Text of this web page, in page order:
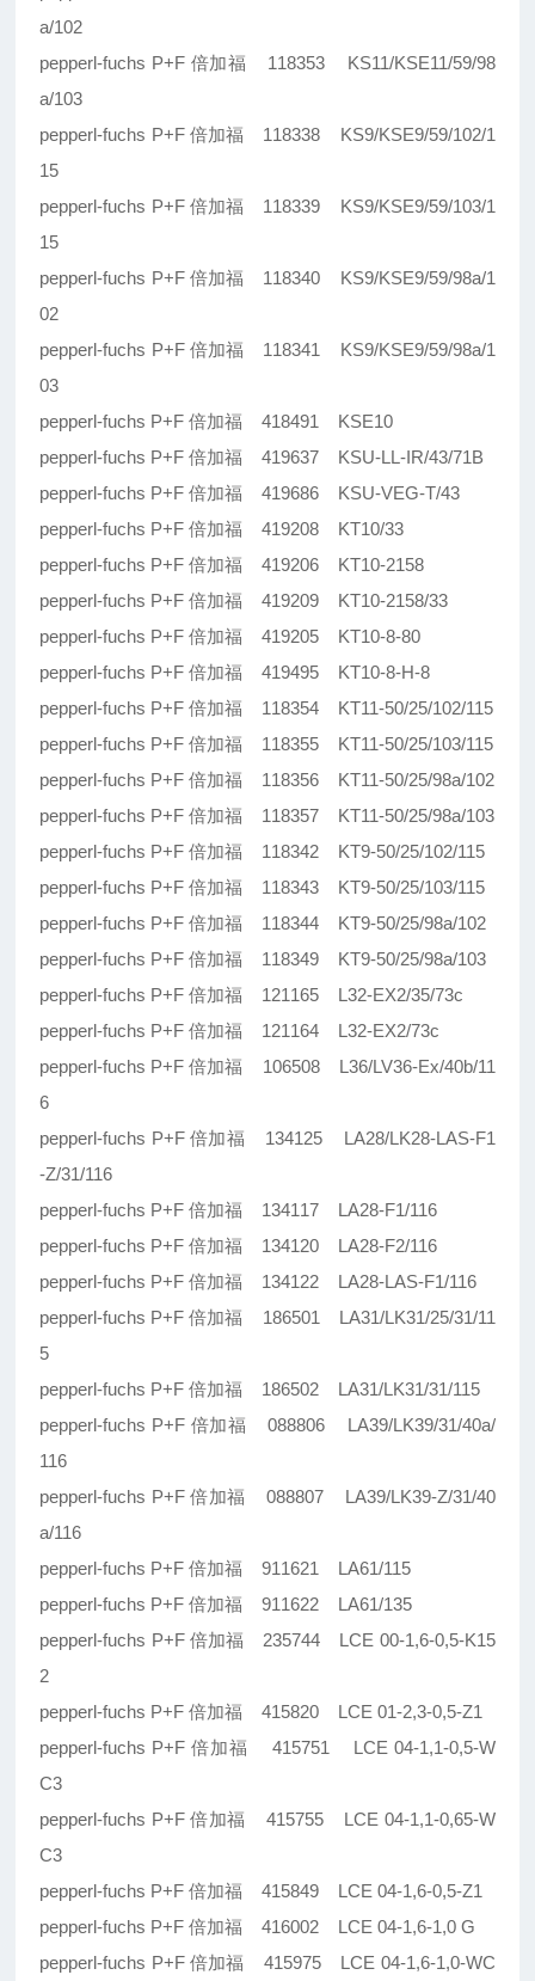
a/102
pepperl-fuchs P+F 倍加福 118353 KS11/KSE11/59/98
a/103
pepperl-fuchs P+F 倍加福 118338 KS9/KSE9/59/102/1
15
pepperl-fuchs P+F 倍加福 118339 KS9/KSE9/59/103/1
15
pepperl-fuchs P+F 倍加福 118340 KS9/KSE9/59/98a/1
02
pepperl-fuchs P+F 倍加福 118341 KS9/KSE9/59/98a/1
03
pepperl-fuchs P+F 倍加福 418491 KSE10
pepperl-fuchs P+F 倍加福 419637 KSU-LL-IR/43/71B
pepperl-fuchs P+F 倍加福 419686 KSU-VEG-T/43
pepperl-fuchs P+F 倍加福 419208 KT10/33
pepperl-fuchs P+F 倍加福 419206 KT10-2158
pepperl-fuchs P+F 倍加福 419209 KT10-2158/33
pepperl-fuchs P+F 倍加福 419205 KT10-8-80
pepperl-fuchs P+F 倍加福 419495 KT10-8-H-8
pepperl-fuchs P+F 倍加福 118354 KT11-50/25/102/115
pepperl-fuchs P+F 倍加福 118355 KT11-50/25/103/115
pepperl-fuchs P+F 倍加福 118356 KT11-50/25/98a/102
pepperl-fuchs P+F 倍加福 118357 KT11-50/25/98a/103
pepperl-fuchs P+F 倍加福 118342 KT9-50/25/102/115
pepperl-fuchs P+F 倍加福 118343 KT9-50/25/103/115
pepperl-fuchs P+F 倍加福 118344 KT9-50/25/98a/102
pepperl-fuchs P+F 倍加福 118349 KT9-50/25/98a/103
pepperl-fuchs P+F 倍加福 121165 L32-EX2/35/73c
pepperl-fuchs P+F 倍加福 121164 L32-EX2/73c
pepperl-fuchs P+F 倍加福 106508 L36/LV36-Ex/40b/11
6
pepperl-fuchs P+F 倍加福 134125 LA28/LK28-LAS-F1
-Z/31/116
pepperl-fuchs P+F 倍加福 134117 LA28-F1/116
pepperl-fuchs P+F 倍加福 134120 LA28-F2/116
pepperl-fuchs P+F 倍加福 134122 LA28-LAS-F1/116
pepperl-fuchs P+F 倍加福 186501 LA31/LK31/25/31/11
5
pepperl-fuchs P+F 倍加福 186502 LA31/LK31/31/115
pepperl-fuchs P+F 倍加福 088806 LA39/LK39/31/40a/
116
pepperl-fuchs P+F 倍加福 088807 LA39/LK39-Z/31/40
a/116
pepperl-fuchs P+F 倍加福 911621 LA61/115
pepperl-fuchs P+F 倍加福 911622 LA61/135
pepperl-fuchs P+F 倍加福 235744 LCE 00-1,6-0,5-K15
2
pepperl-fuchs P+F 倍加福 415820 LCE 01-2,3-0,5-Z1
pepperl-fuchs P+F 倍加福 415751 LCE 04-1,1-0,5-W
C3
pepperl-fuchs P+F 倍加福 415755 LCE 04-1,1-0,65-W
C3
pepperl-fuchs P+F 倍加福 415849 LCE 04-1,6-0,5-Z1
pepperl-fuchs P+F 倍加福 416002 LCE 04-1,6-1,0 G
pepperl-fuchs P+F 倍加福 415975 LCE 04-1,6-1,0-WC